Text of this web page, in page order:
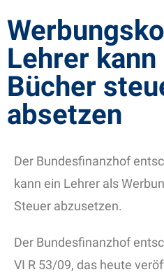
Lehrer
Bücher
absetzen
Der Bundesfinanzhof
kann ein Lehrer als
Steuer abzusetzen.
Der Bundesfinanzhof
VI R 53/09, das heute